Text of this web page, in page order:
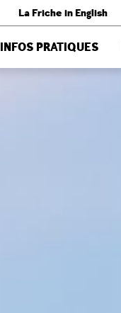
La Friche in English
INFOS PRATIQUES